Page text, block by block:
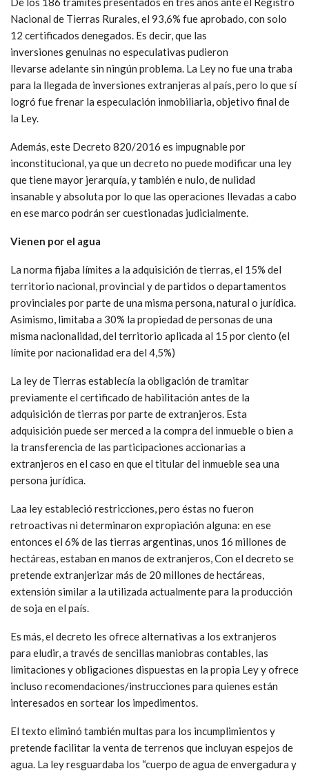
Nacional de Tierras Rurales, el 93,6% fue aprobado, con solo
12 certificados denegados. Es decir, que las
inversiones genuinas no especulativas pudieron
llevarse adelante sin ningún problema. La Ley no fue una traba
para la llegada de inversiones extranjeras al país, pero lo que sí
logró fue frenar la especulación inmobiliaria, objetivo final de
la Ley.
Además, este Decreto 820/2016 es impugnable por
inconstitucional, ya que un decreto no puede modificar una ley
que tiene mayor jerarquía, y también e nulo, de nulidad
insanable y absoluta por lo que las operaciones llevadas a cabo
en ese marco podrán ser cuestionadas judicialmente.
Vienen por el agua
La norma fijaba límites a la adquisición de tierras, el 15% del
territorio nacional, provincial y de partidos o departamentos
provinciales por parte de una misma persona, natural o jurídica.
Asimismo, limitaba a 30% la propiedad de personas de una
misma nacionalidad, del territorio aplicada al 15 por ciento (el
límite por nacionalidad era del 4,5%)
La ley de Tierras establecía la obligación de tramitar
previamente el certificado de habilitación antes de la
adquisición de tierras por parte de extranjeros. Esta
adquisición puede ser merced a la compra del inmueble o bien a
la transferencia de las participaciones accionarias a
extranjeros en el caso en que el titular del inmueble sea una
persona jurídica.
Laa ley estableció restricciones, pero éstas no fueron
retroactivas ni determinaron expropiación alguna: en ese
entonces el 6% de las tierras argentinas, unos 16 millones de
hectáreas, estaban en manos de extranjeros, Con el decreto se
pretende extranjerizar más de 20 millones de hectáreas,
extensión similar a la utilizada actualmente para la producción
de soja en el país.
Es más, el decreto les ofrece alternativas a los extranjeros
para eludir, a través de sencillas maniobras contables, las
limitaciones y obligaciones dispuestas en la propia Ley y ofrece
incluso recomendaciones/instrucciones para quienes están
interesados en sortear los impedimentos.
El texto eliminó también multas para los incumplimientos y
pretende facilitar la venta de terrenos que incluyan espejos de
agua. La ley resguardaba los “cuerpo de agua de envergadura y